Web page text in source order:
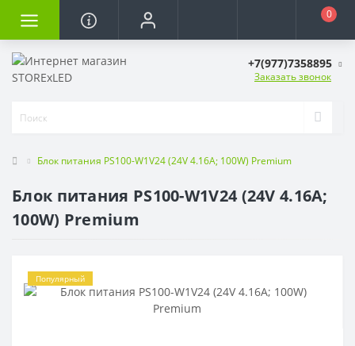
0
+7(977)7358895
Заказать звонок
Блок питания PS100-W1V24 (24V 4.16A; 100W) Premium
Блок питания PS100-W1V24 (24V 4.16A;
100W) Premium
Популярный